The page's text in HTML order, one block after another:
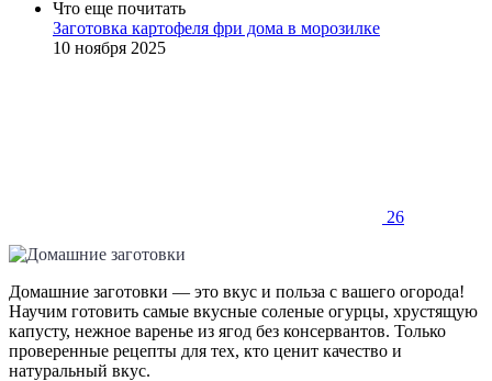
Что еще почитать
Заготовка картофеля фри дома в морозилке
10 ноября 2025
26
Домашние заготовки — это вкус и польза с вашего огорода!
Научим готовить самые вкусные соленые огурцы, хрустящую
капусту, нежное варенье из ягод без консервантов. Только
проверенные рецепты для тех, кто ценит качество и
натуральный вкус.